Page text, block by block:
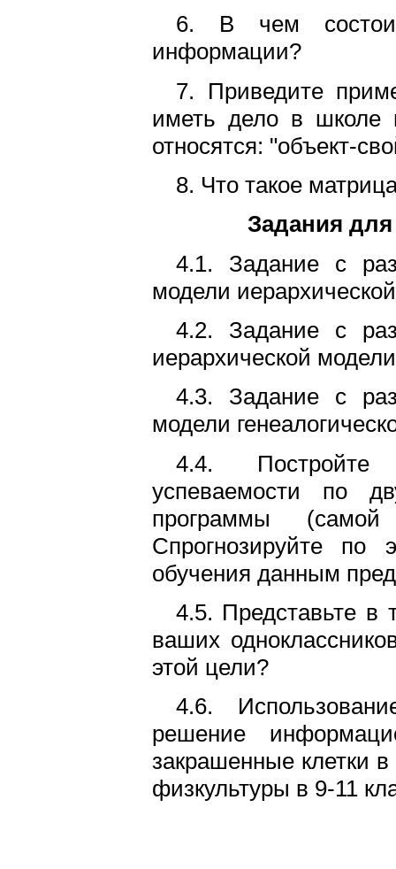
6. В чем состоит
информации?
7. Приведите
иметь дело в школе
относятся: "объект-
8. Что такое
Задания
4.1. Задание с
модели
4.2. Задание с
иерархической
4.3. Задание с
модели
4.4. Постройте
успеваемости по
программы
Спрогнозируйте по
обучения данным
4.5. Представьте в
ваших
этой цели?
4.6.
решение
закрашенные клетки
физкультуры в 9-11